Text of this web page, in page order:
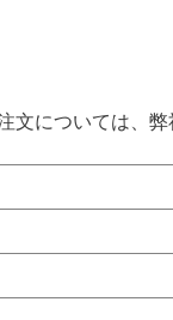
文については、